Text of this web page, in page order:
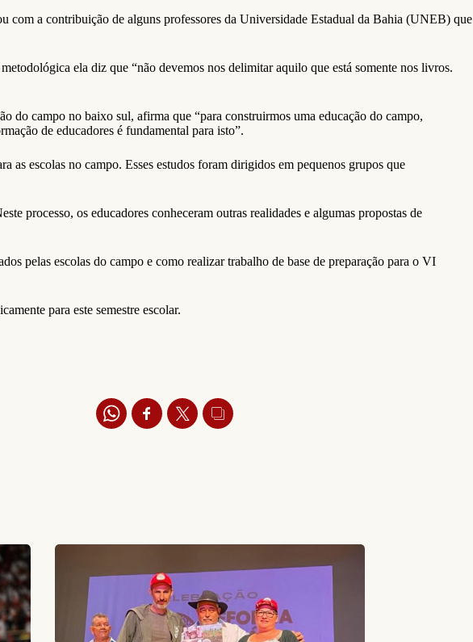
com a contribuição de alguns professores da Universidade Estadual da Bahia (UNEB) que
ela diz que “não devemos nos delimitar aquilo que está somente nos livros.
do campo no baixo sul, afirma que “para construirmos uma educação do campo,
de educadores é fundamental para isto”.
as escolas no campo. Esses estudos foram dirigidos em pequenos grupos que
processo, os educadores conheceram outras realidades e algumas propostas de
pelas escolas do campo e como realizar trabalho de base de preparação para o VI
para este semestre escolar.